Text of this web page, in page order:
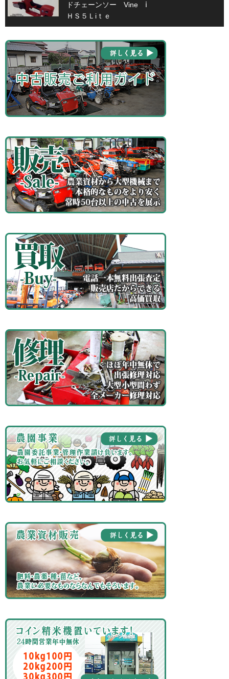
ドチェーンソー Vine ⅰ
ＨＳ５Ｌiｔｅ